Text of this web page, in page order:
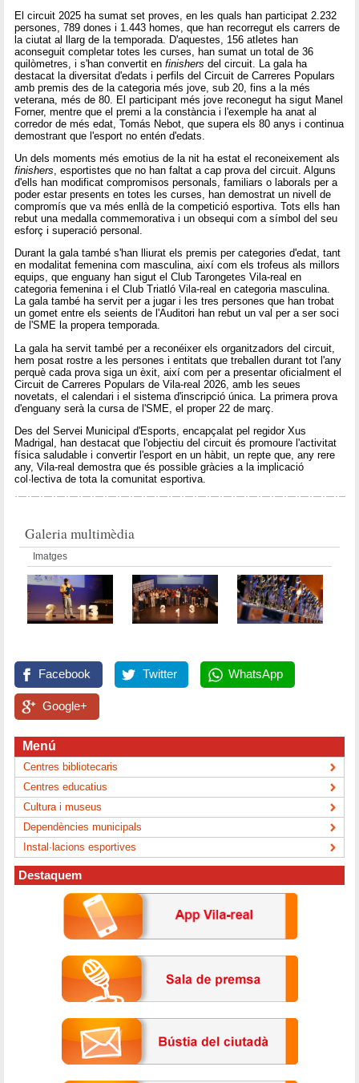
El circuit 2025 ha sumat set proves, en les quals han participat 2.232
persones, 789 dones i 1.443 homes, que han recorregut els carrers de
la ciutat al llarg de la temporada. D'aquestes, 156 atletes han
aconseguit completar totes les curses, han sumat un total de 36
quilòmetres, i s'han convertit enfinishers del circuit. La gala ha
destacat la diversitat d'edats i perfils del Circuit de Carreres Populars
amb premis des de la categoria més jove, sub 20, fins a la més
veterana, més de 80. El participant més jove reconegut ha sigut Manel
Forner, mentre que el premi a la constància i l'exemple ha anat al
corredor de més edat, Tomás Nebot, que supera els 80 anys i continua
demostrant que l'esport no entén d'edats.
Un dels moments més emotius de la nit ha estat el reconeixement als
finishers, esportistes que no han faltat a cap prova del circuit. Alguns
d'ells han modificat compromisos personals, familiars o laborals per a
poder estar presents en totes les curses, han demostrat un nivell de
compromís que va més enllà de la competició esportiva. Tots ells han
rebut una medalla commemorativa i un obsequi com a símbol del seu
esforç i superació personal.
Durant la gala també s'han lliurat els premis per categories d'edat, tant
en modalitat femenina com masculina, així com els trofeus als millors
equips, que enguany han sigut el Club Tarongetes Vila-real en
categoria femenina i el Club Triatló Vila-real en categoria masculina.
La gala també ha servit per a jugar i les tres persones que han trobat
un gomet entre els seients de l'Auditori han rebut un val per a ser soci
de l'SME la propera temporada.
La gala ha servit també per a reconéixer els organitzadors del circuit,
hem posat rostre a les persones i entitats que treballen durant tot l'any
perquè cada prova siga un èxit, així com per a presentar oficialment el
Circuit de Carreres Populars de Vila-real 2026, amb les seues
novetats, el calendari i el sistema d'inscripció única. La primera prova
d'enguany serà la cursa de l'SME, el proper 22 de març.
Des del Servei Municipal d'Esports, encapçalat pel regidor Xus
Madrigal, han destacat que l'objectiu del circuit és promoure l'activitat
física saludable i convertir l'esport en un hàbit, un repte que, any rere
any, Vila-real demostra que és possible gràcies a la implicació
col·lectiva de tota la comunitat esportiva.
Galeria multimèdia
Imatges
Facebook Twitter WhatsApp
Google+
Menú
Centres bibliotecaris
Centres educatius
Cultura i museus
Dependències municipals
Instal·lacions esportives
Destaquem